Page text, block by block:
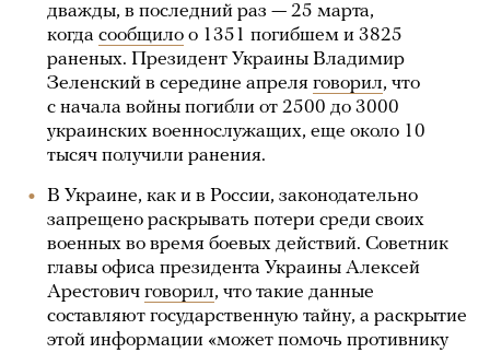
дважды, в последний раз — 25 марта,
когда сообщило о 1351 погибшем и 3825
раненых. Президент Украины Владимир
Зеленский в середине апреля говорил, что
с начала войны погибли от 2500 до 3000
украинских военнослужащих, еще около 10
тысяч получили ранения.
В Украине, как и в России, законодательно
запрещено раскрывать потери среди своих
военных во время боевых действий. Советник
главы офиса президента Украины Алексей
Арестович говорил, что такие данные
составляют государственную тайну, а раскрытие
этой информации «может помочь противнику